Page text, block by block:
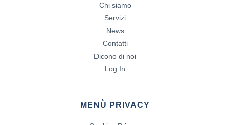
Chi siamo
Servizi
News
Contatti
Dicono di noi
Log In
MENÙ PRIVACY